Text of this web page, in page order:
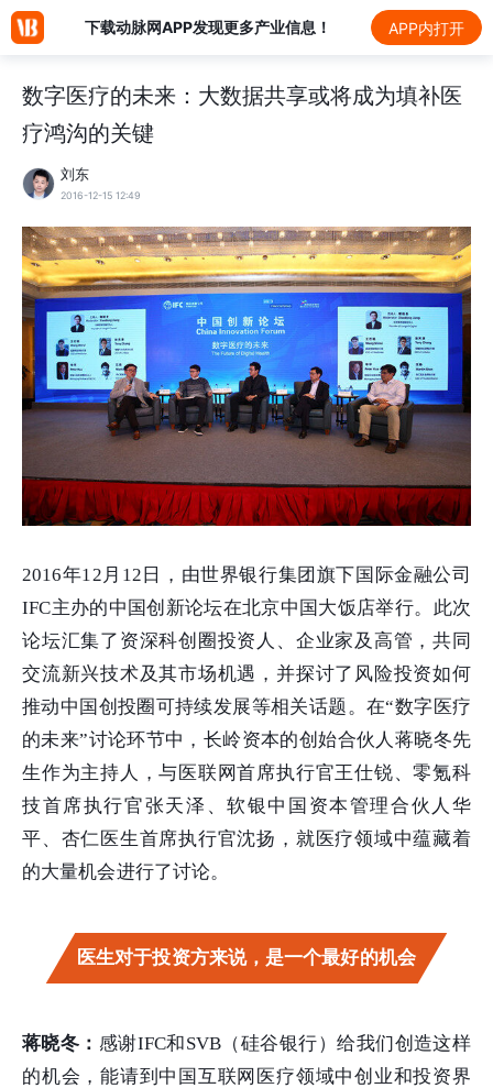
下载动脉网APP发现更多产业信息！ APP内打开
数字医疗的未来：大数据共享或将成为填补医
疗鸿沟的关键
刘东
2016-12-15 12:49
2016年12月12日，由世界银行集团旗下国际金融公司
IFC主办的中国创新论坛在北京中国大饭店举行。此次
论坛汇集了资深科创圈投资人、企业家及高管，共同
交流新兴技术及其市场机遇，并探讨了风险投资如何
推动中国创投圈可持续发展等相关话题。在“数字医疗
的未来”讨论环节中，长岭资本的创始合伙人蒋晓冬先
生作为主持人，与医联网首席执行官王仕锐、零氪科
技首席执行官张天泽、软银中国资本管理合伙人华
平、杏仁医生首席执行官沈扬，就医疗领域中蕴藏着
的大量机会进行了讨论。
医生对于投资方来说，是一个最好的机会
蒋晓冬： 感谢IFC和SVB（硅谷银行）给我们创造这样
的机会，能请到中国互联网医疗领域中创业和投资界